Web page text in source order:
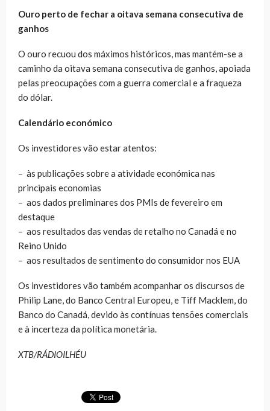
Ouro perto de fechar a oitava semana consecutiva de
ganhos
O ouro recuou dos máximos históricos, mas mantém-se a
caminho da oitava semana consecutiva de ganhos, apoiada
pelas preocupações com a guerra comercial e a fraqueza
do dólar.
Calendário económico
Os investidores vão estar atentos:
– às publicações sobre a atividade económica nas
principais economias
– aos dados preliminares dos PMIs de fevereiro em
destaque
– aos resultados das vendas de retalho no Canadá e no
Reino Unido
– aos resultados de sentimento do consumidor nos EUA
Os investidores vão também acompanhar os discursos de
Philip Lane, do Banco Central Europeu, e Tiff Macklem, do
Banco do Canadá, devido às contínuas tensões comerciais
e à incerteza da política monetária.
XTB/RÁDIOILHÉU